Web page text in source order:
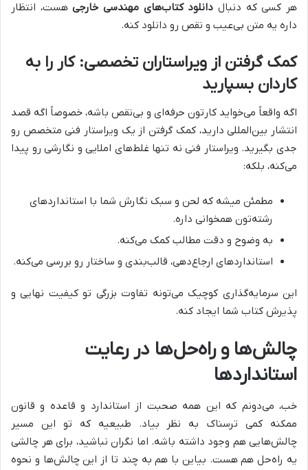
هر کسی که دنبال دانلود کتاب‌های مهندسی خارجیهست، انتظار
داره یه متن بی‌عیب و نقص رو دانلود کنه.
کمک گرفتن از ویراستاران تخصصی: کار را به
کاردان بسپارید
اگه واقعاً می‌خواید کارتون حرفه‌ای و بی‌نقص باشه، خصوصاً اگه قصد
انتشار بین‌المللی دارید، کمک گرفتن از یک ویراستار فنی متخصص رو
جدی بگیرید. ویراستار فنی نه تنها غلط‌های املایی و نگارشی رو پیدا
می‌کنه، بلکه:
مطمئن میشه که لحن و سبک نگارش شما با استانداردهای
رشته‌تون همخوانی داره.
به وضوح و دقت مطالب کمک می‌کنه.
استانداردهای ارجاع‌دهی، قالب‌بندی و ساختار رو بررسی می‌کنه.
این سرمایه‌گذاری کوچیک می‌تونه تفاوت بزرگی تو کیفیت نهایی و
پذیرش کتاب شما ایجاد کنه.
چالش‌ها و راه‌حل‌ها در رعایت
استانداردها
خب، می‌دونم که این همه صحبت از استاندارد و قاعده و قانون
ممکنه کمی ترسناک به نظر بیاد. طبیعیه که تو این مسیر
چالش‌هایی هم وجود داشته باشه. اما نگران نباشید، برای هر چالشی
یه راه‌حل هم هست. بیاین با هم به چند تا از این چالش‌ها و نحوه